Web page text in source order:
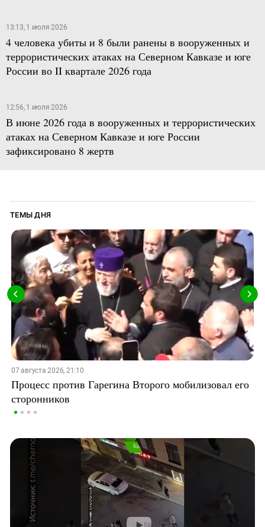
13:13, 1 июля 2026
4 человека убиты и 8 были ранены в вооруженных и
террористических атаках на Северном Кавказе и юге
России во II квартале 2026 года
12:56, 1 июля 2026
В июне 2026 года в вооруженных и террористических
атаках на Северном Кавказе и юге России
зафиксировано 8 жертв
ТЕМЫ ДНЯ
07 августа 2026, 21:10
Процесс против Гарегина Второго мобилизовал его
сторонников